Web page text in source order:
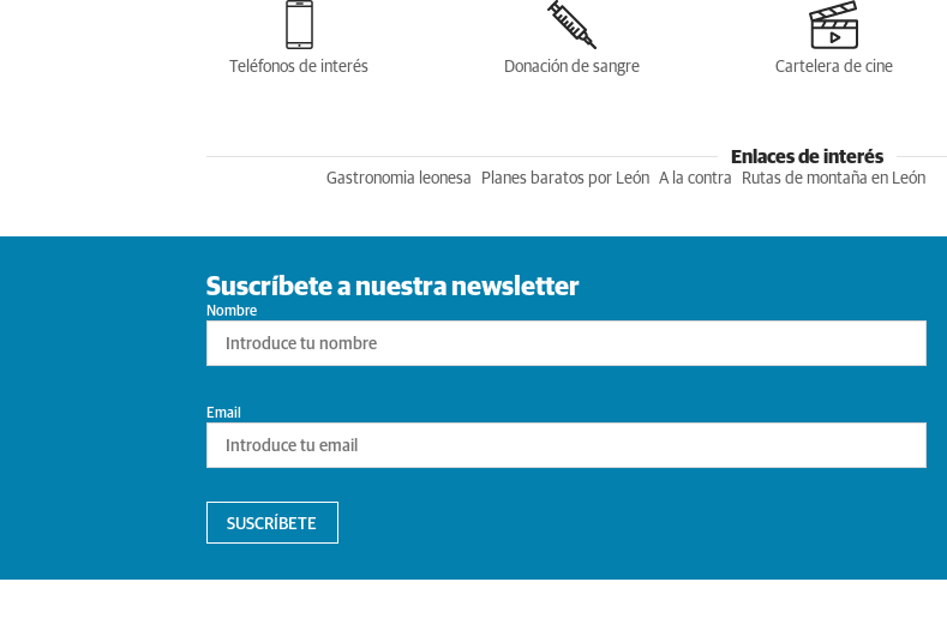
Teléfonos de interés Donación de sangre Cartelera de cine
Enlaces de interés
Gastronomia leonesa Planes baratos por León A la contra Rutas de montaña en León
Suscríbete a nuestra newsletter
Nombre
Email
SUSCRÍBETE